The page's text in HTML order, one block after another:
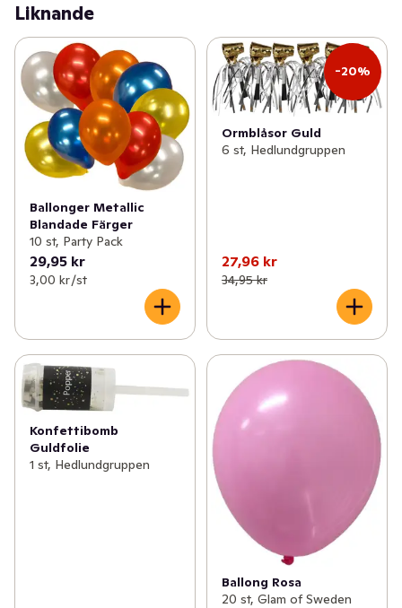
Liknande
Ballonger Metallic
Blandade Färger
10 st, Party Pack
29,95 kr
3,00 kr /st
-20%
Ormblåsor Guld
6 st, Hedlundgruppen
27,96 kr
34,95 kr
Konfettibomb
Guldfolie
1 st, Hedlundgruppen
Ballong Rosa
20 st, Glam of Sweden